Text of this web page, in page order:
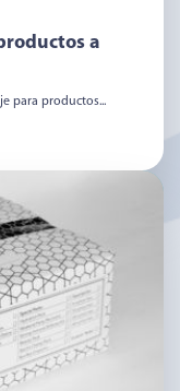
a
para productos...